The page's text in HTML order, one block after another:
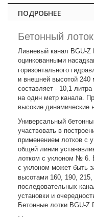
ПОДРОБНЕЕ
Бетонный
Ливневый канал BGU-
оцинкованными
горизонтального
и внешней высотой 240
составляет - 10,1
на один метр канала.
высокие динамические
Универсальный
участвовать в
применением лотков с
общей линии
лотком с уклоном № 6.
с уклоном может быть
высотами 160, 190, 215,
последовательных
установки и
Бетонные лотки BGU-Z